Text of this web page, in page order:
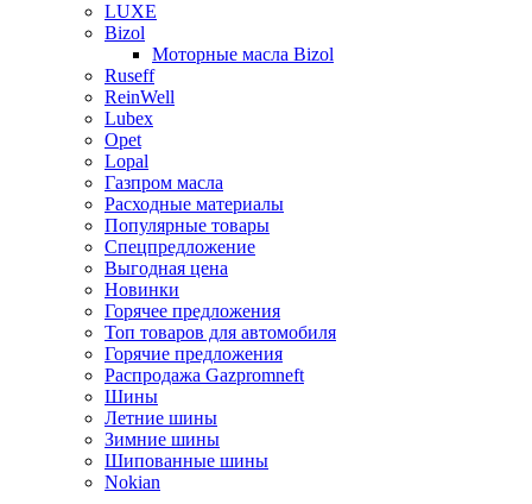
LUXE
Bizol
Моторные масла Bizol
Ruseff
ReinWell
Lubex
Opet
Lopal
Газпром масла
Расходные материалы
Популярные товары
Спецпредложение
Выгодная цена
Новинки
Горячее предложения
Топ товаров для автомобиля
Горячие предложения
Распродажа Gazpromneft
Шины
Летние шины
Зимние шины
Шипованные шины
Nokian